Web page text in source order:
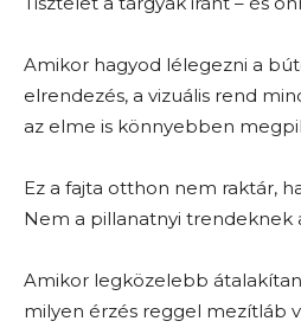
Amikor hagyod lélegezni a
elrendezés, a vizuális rend
az elme is könnyebben
Ez a fajta otthon nem raktár,
Nem a pillanatnyi trendeknek
Amikor legközelebb
milyen érzés reggel mezítláb